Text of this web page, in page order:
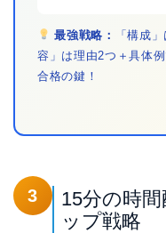
最強戦略：
「構成
容」は理由2つ＋具体
合格の鍵！
3
15分の時
ップ戦略